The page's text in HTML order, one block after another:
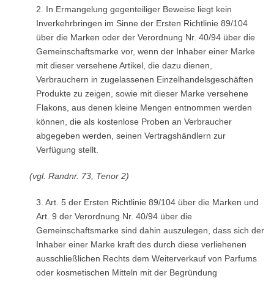
2. In Ermangelung gegenteiliger Beweise liegt kein
Inverkehrbringen im Sinne der Ersten Richtlinie 89/104
über die Marken oder der Verordnung Nr. 40/94 über die
Gemeinschaftsmarke vor, wenn der Inhaber einer Marke
mit dieser versehene Artikel, die dazu dienen,
Verbrauchern in zugelassenen Einzelhandelsgeschäften
Produkte zu zeigen, sowie mit dieser Marke versehene
Flakons, aus denen kleine Mengen entnommen werden
können, die als kostenlose Proben an Verbraucher
abgegeben werden, seinen Vertragshändlern zur
Verfügung stellt.
(vgl. Randnr. 73, Tenor 2)
3. Art. 5 der Ersten Richtlinie 89/104 über die Marken und
Art. 9 der Verordnung Nr. 40/94 über die
Gemeinschaftsmarke sind dahin auszulegen, dass sich der
Inhaber einer Marke kraft des durch diese verliehenen
ausschließlichen Rechts dem Weiterverkauf von Parfums
oder kosmetischen Mitteln mit der Begründung